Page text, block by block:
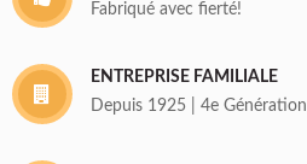
Fabriqué avec fierté!
ENTREPRISE FAMILIALE
Depuis 1925 | 4e Génération